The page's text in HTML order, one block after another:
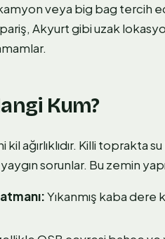
veya big bag tercih
Akyurt gibi uzak
Kum?
ağırlıklıdır. Killi toprakta
sorunlar. Bu zemin
Yıkanmış kaba dere